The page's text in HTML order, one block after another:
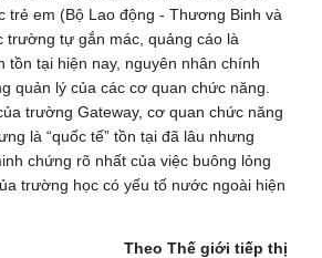
trẻ em (Bộ Lao động - Thương Binh và
trường tự gắn mác, quảng cáo là
tồn tại hiện nay, nguyên nhân chính
quản lý của các cơ quan chức năng.
trường Gateway, cơ quan chức năng
là “quốc tế” tồn tại đã lâu nhưng
chứng rõ nhất của việc buông lỏng
trường học có yếu tố nước ngoài hiện
Theo Thế giới tiếp thị